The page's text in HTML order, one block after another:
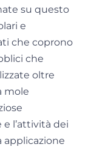
su questo
e
che coprono
che
oltre
mole
l’attività dei
applicazione